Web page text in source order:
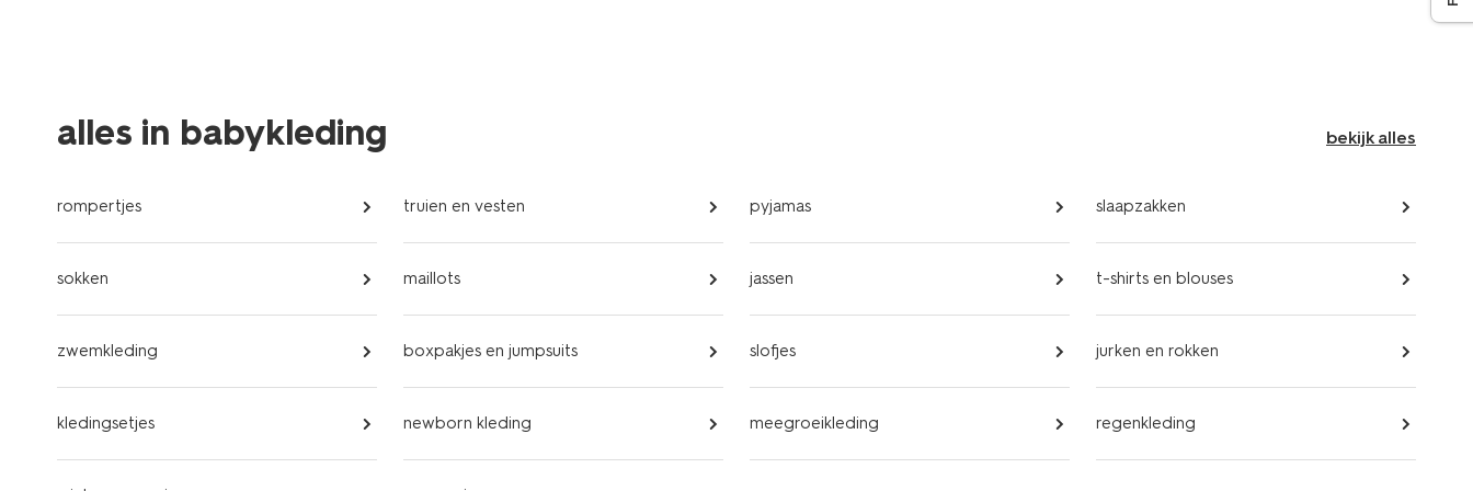
alles in babykleding bekijk alles
rompertjes truien en vesten pyjamas slaapzakken
sokken maillots jassen t-shirts en blouses
zwemkleding boxpakjes en jumpsuits slofjes jurken en rokken
kledingsetjes newborn kleding meegroeikleding regenkleding